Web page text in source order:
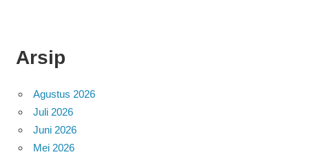
Arsip
Agustus 2026
Juli 2026
Juni 2026
Mei 2026